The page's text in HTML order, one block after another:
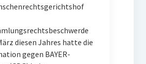
diesen Jahres hatte die
gegen BAYER-